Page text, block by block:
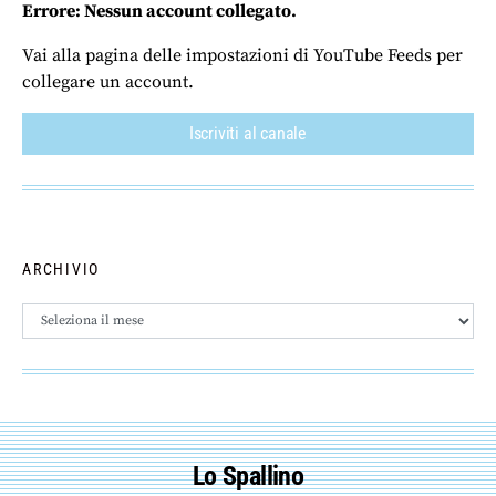
Errore: Nessun account collegato.
Vai alla pagina delle impostazioni di YouTube Feeds per
collegare un account.
Iscriviti al canale
ARCHIVIO
Archivio
Lo Spallino